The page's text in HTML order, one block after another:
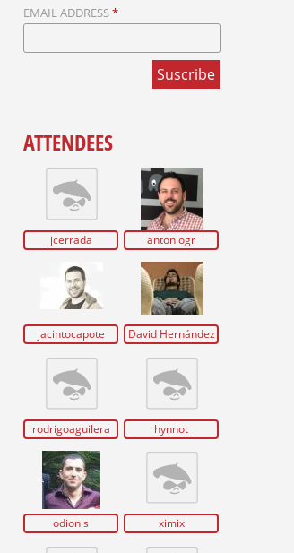
EMAIL ADDRESS*
ATTENDEES
jcerrada antoniogr
jacintocapote David Hernández
rodrigoaguilera hynnot
odionis ximix